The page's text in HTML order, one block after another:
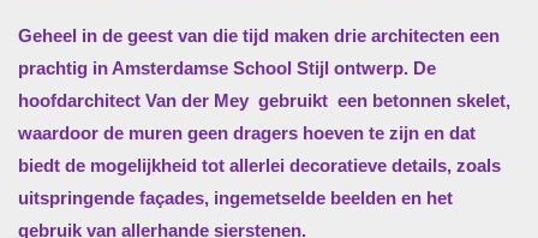
Geheel in de geest van die tijd maken drie architecten een
prachtig in Amsterdamse School Stijl ontwerp. De
hoofdarchitect Van der Mey gebruikt een betonnen skelet,
waardoor de muren geen dragers hoeven te zijn en dat
biedt de mogelijkheid tot allerlei decoratieve details, zoals
uitspringende façades, ingemetselde beelden en het
gebruik van allerhande sierstenen.